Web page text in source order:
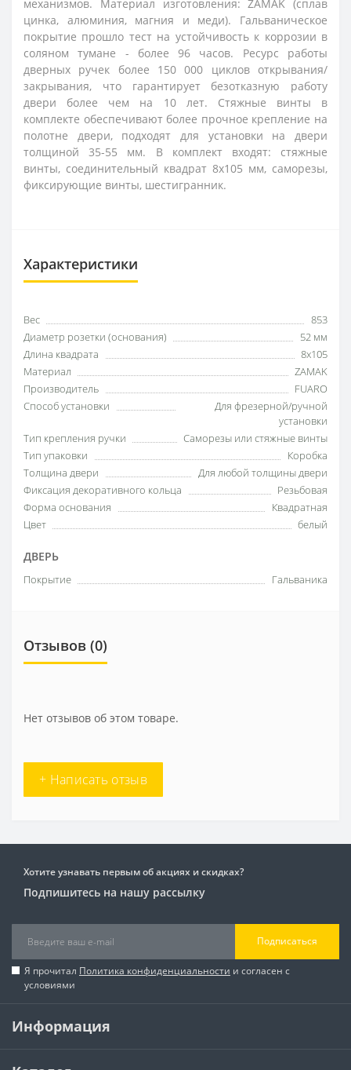
механизмов. Материал изготовления: ZAMAK (сплав
цинка, алюминия, магния и меди). Гальваническое
покрытие прошло тест на устойчивость к коррозии в
соляном тумане - более 96 часов. Ресурс работы
дверных ручек более 150 000 циклов открывания/
закрывания, что гарантирует безотказную работу
двери более чем на 10 лет. Стяжные винты в
комплекте обеспечивают более прочное крепление на
полотне двери, подходят для установки на двери
толщиной 35-55 мм. В комплект входят: стяжные
винты, соединительный квадрат 8x105 мм, саморезы,
фиксирующие винты, шестигранник.
Характеристики
Вес
853
Диаметр розетки (основания)
52 мм
Длина квадрата
8x105
Материал
ZAMAK
Производитель
FUARO
Способ установки
Для фрезерной/ручной
установки
Тип крепления ручки
Саморезы или стяжные винты
Тип упаковки
Коробка
Толщина двери
Для любой толщины двери
Фиксация декоративного кольца
Резьбовая
Форма основания
Квадратная
Цвет
белый
ДВЕРЬ
Покрытие Гальваника
Отзывов (0)
Нет отзывов об этом товаре.
+ Написать отзыв
Хотите узнавать первым об акциях и скидках?
Подпишитесь на нашу рассылку
Подписаться
Я прочитал Политика конфиденциальности и согласен с
условиями
Информация